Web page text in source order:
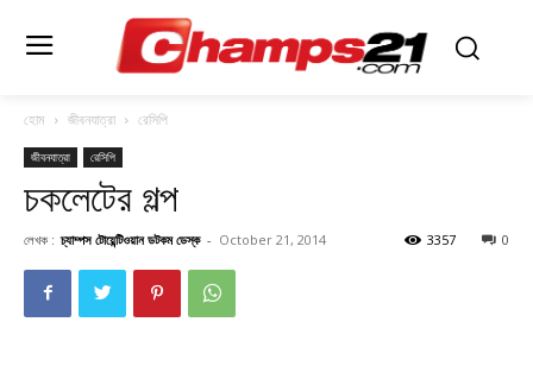
হোম জীবনযাত্রা রেসিপি
জীবনযাত্রা রেসিপি
চকলেটের গল্প
লেখক : চ্যাম্পস টোয়েন্টিওয়ান ডটকম ডেস্ক - October 21, 2014 0
3357